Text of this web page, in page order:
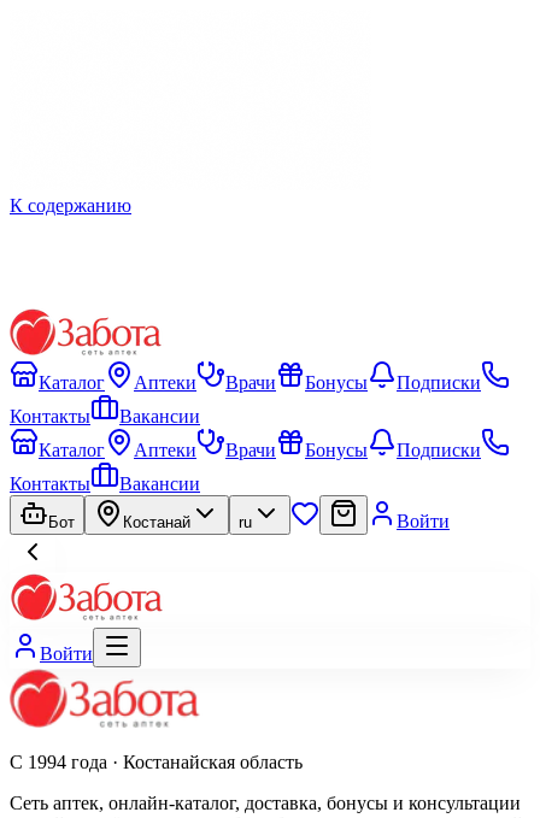
К содержанию
Каталог Аптеки Врачи Бонусы
Подписки
Контакты
Вакансии
Каталог
Аптеки Врачи Бонусы
Подписки
Контакты
Вакансии
Бот Костанай ru Войти
Войти
С 1994 года · Костанайская область
Сеть аптек, онлайн-каталог, доставка, бонусы и консультации